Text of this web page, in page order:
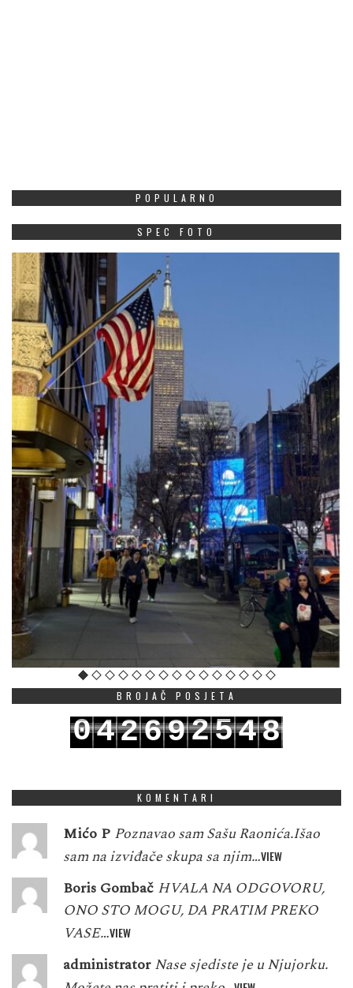
POPULARNO
SPEC FOTO
BROJAČ POSJETA
042692548
KOMENTARI
Mićo P Poznavao sam Sašu Raonića.Išao
sam na izviđače skupa sa njim…VIEW
Boris Gombač HVALA NA ODGOVORU,
ONO STO MOGU, DA PRATIM PREKO
VASE…VIEW
administrator Nase sjediste je u Njujorku.